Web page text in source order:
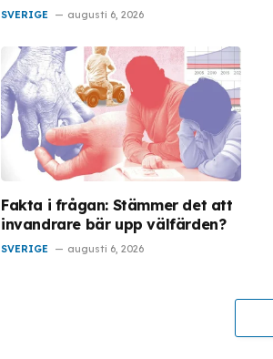
SVERIGE augusti 6, 2026
Fakta i frågan: Stämmer det att
invandrare bär upp välfärden?
SVERIGE augusti 6, 2026